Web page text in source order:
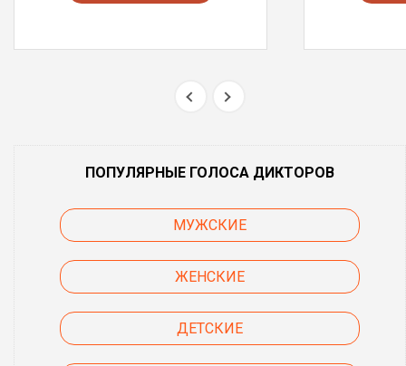
ПОПУЛЯРНЫЕ ГОЛОСА ДИКТОРОВ
МУЖСКИЕ
ЖЕНСКИЕ
ДЕТСКИЕ